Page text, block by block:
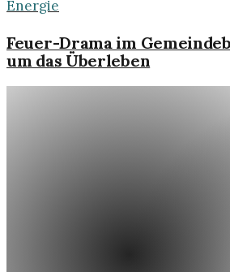
Energie
Feuer-Drama im
um das Überleben